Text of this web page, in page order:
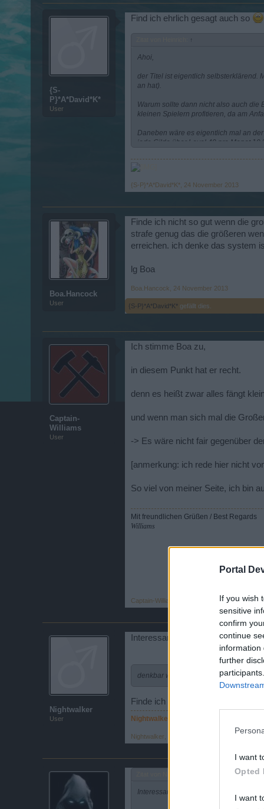
Portal
If you wish
sensitive
confirm
continue
information
further
I want
Opted
I want
{S-
P}*A*David*K*
User
Find ich ehrlich gesagt auch so
↑
Ahoi,
der Titel ist eigentlich selbsterklärend.
an hat).
Warum sollte dann nicht also auch die
kleinen Spielern profitieren, da am
Daneben wäre es eigentlich mal an
jede Gilde über Level 40 pro Monat
aber zb auf Platz 4 der Rangliste
Heinrich
{S-P}*A*David*K* 24 November 2013
Boa.Hancock
User
Finde ich nicht so gut wenn die
strafe genug das die größeren
erreichen. ich denke das system
lg Boa
Boa.Hancock 24 November 2013
{S-P}*A*David*K* gefällt dies.
Captain-
Williams
User
Ich stimme Boa zu,
in diesem Punkt hat er recht.
denn es heißt zwar alles fängt
und wenn man sich mal die
-> Es wäre nicht fair gegenüber
[anmerkung: ich rede hier nicht
So viel von meiner Seite, ich bin
Mit freundlichen Grüßen / Best Regards
Williams
Captain-Williams 24 November 2013
Nightwalker
User
Interessante Idee von Heinrich:
denkbar wäre zb, daß jede Gilde über
Finde ich sogar viel spannender,
Nightwalker™
Nightwalker
Interessante Idee von Heinrich: